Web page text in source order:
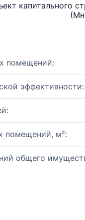
капитального
помещений:
эффективности:
помещений, м²:
общего